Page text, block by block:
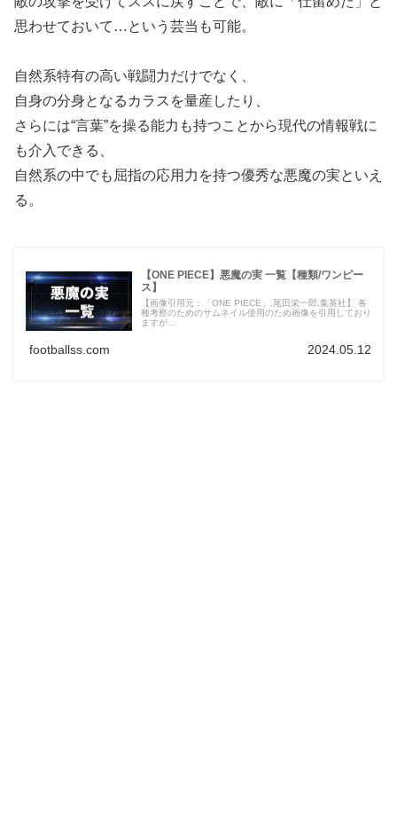
思わせておいて…という芸当も可能。
自然系特有の高い戦闘力だけでなく、
自身の分身となるカラスを量産したり、
さらには“言葉”を操る能力も持つことから現代の情報戦に
も介入できる、
自然系の中でも屈指の応用力を持つ優秀な悪魔の実といえ
る。
【ONE PIECE】悪魔の実 一覧【種類/ワンピー
ス】
【画像引用元：「ONE PIECE」,尾田栄一郎,集英社】 各
種考察のためのサムネイル使用のため画像を引用しており
ますが...
footballss.com 2024.05.12